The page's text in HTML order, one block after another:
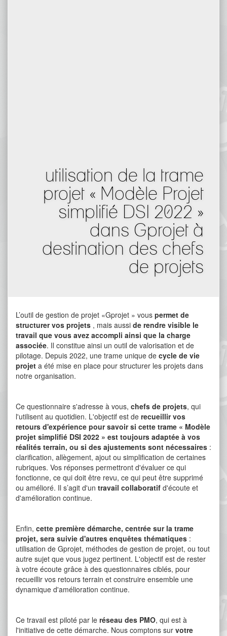
utilisation de la trame
projet « Modèle Projet
simplifié DSI 2022 »
dans Gprojet à
destination des chefs
de projets
L’outil de gestion de projet «Gprojet » vous permet de
structurer vos projets , mais aussi de rendre visible le
travail que vous avez accompli ainsi que la charge
associée. Il constitue ainsi un outil de valorisation et de
pilotage. Depuis 2022, une trame unique de cycle de vie
projet a été mise en place pour structurer les projets dans
notre organisation.
Ce questionnaire s'adresse à vous, chefs de projets, qui
l'utilisent au quotidien. L'objectif est de recueillir vos
retours d'expérience pour savoir si cette trame « Modèle
projet simplifié DSI 2022 » est toujours adaptée à vos
réalités terrain, ou si des ajustements sont nécessaires :
clarification, allègement, ajout ou simplification de certaines
rubriques. Vos réponses permettront d'évaluer ce qui
fonctionne, ce qui doit être revu, ce qui peut être supprimé
ou amélioré. Il s’agit d'un travail collaboratif d'écoute et
d'amélioration continue.
Enfin, cette première démarche, centrée sur la trame
projet, sera suivie d'autres enquêtes thématiques :
utilisation de Gprojet, méthodes de gestion de projet, ou tout
autre sujet que vous jugez pertinent. L'objectif est de rester
à votre écoute grâce à des questionnaires ciblés, pour
recueillir vos retours terrain et construire ensemble une
dynamique d'amélioration continue.
Ce travail est piloté par le réseau des PMO, qui est à
l'initiative de cette démarche. Nous comptons sur votre